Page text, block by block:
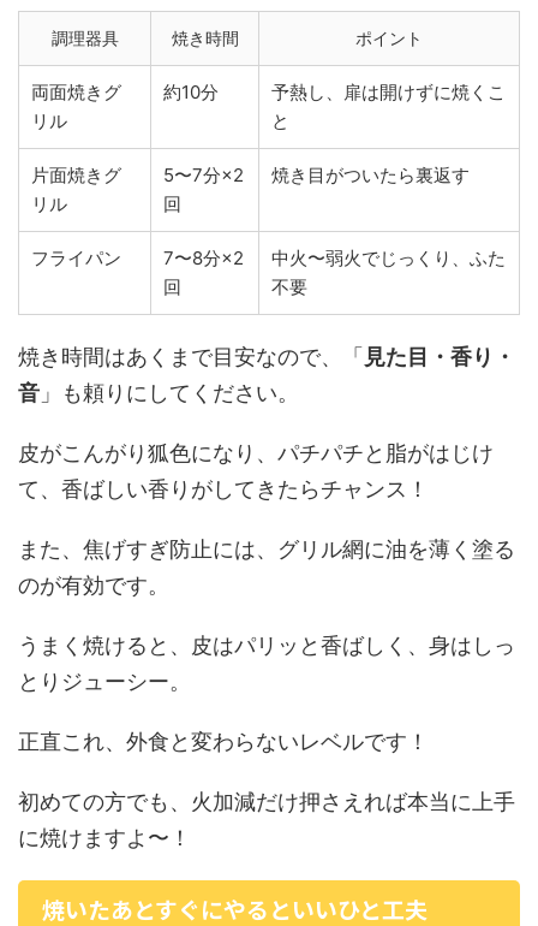
調理器具 焼き時間 ポイント
両面焼きグ
リル
約10分
予熱し、扉は開けずに焼くこ
と
片面焼きグ
リル
5〜7分×2
回
焼き目がついたら裏返す
フライパン
7〜8分×2
回
中火〜弱火でじっくり、ふた
不要
焼き時間はあくまで目安なので、「 見た目・香り・
音 」も頼りにしてください。
皮がこんがり狐色になり、パチパチと脂がはじけ
て、香ばしい香りがしてきたらチャンス！
また、焦げすぎ防止には、グリル網に油を薄く塗る
のが有効です。
うまく焼けると、皮はパリッと香ばしく、身はしっ
とりジューシー。
正直これ、外食と変わらないレベルです！
初めての方でも、火加減だけ押さえれば本当に上手
に焼けますよ〜！
焼いたあとすぐにやるといいひと工夫